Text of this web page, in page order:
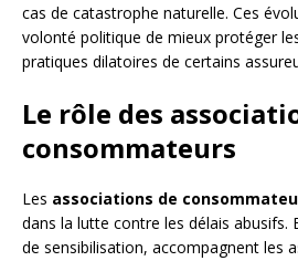
cas de catastrophe naturelle. Ces
volonté politique de mieux protéger
pratiques dilatoires de certains
Le rôle des
consommateurs
Les associations de
dans la lutte contre les délais abusifs.
de sensibilisation, accompagnent les